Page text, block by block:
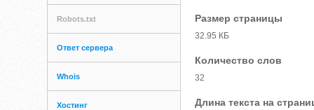
Robots.txt
Ответ сервера
Whois
Хостинг
Размер страницы
32.95 КБ
Количество слов
32
Длина текста на